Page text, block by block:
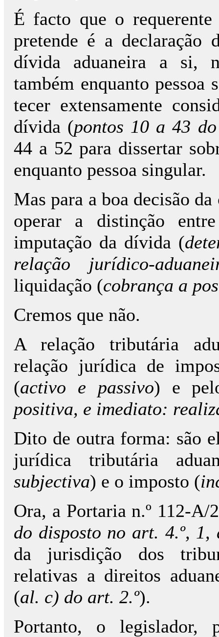
É facto que o
pretende é a declaração
dívida aduaneira a si,
também enquanto pessoa
tecer extensamente
dívida (pontos 10 a 43
44 a 52 para dissertar
enquanto pessoa singular.
Mas para a boa decisão
operar a distinção
imputação da dívida (
relação jurídico-
liquidação (cobrança a
Cremos que não.
A relação tributária
relação jurídica de
(activo e passivo) e
positiva, e imediato:
Dito de outra forma: são
jurídica tributária
subjectiva) e o imposto (
Ora, a Portaria n.º 112-A/
do disposto no art. 4.º, 1,
da jurisdição dos
relativas a direitos
(al. c) do art. 2.º).
Portanto, o legislador,